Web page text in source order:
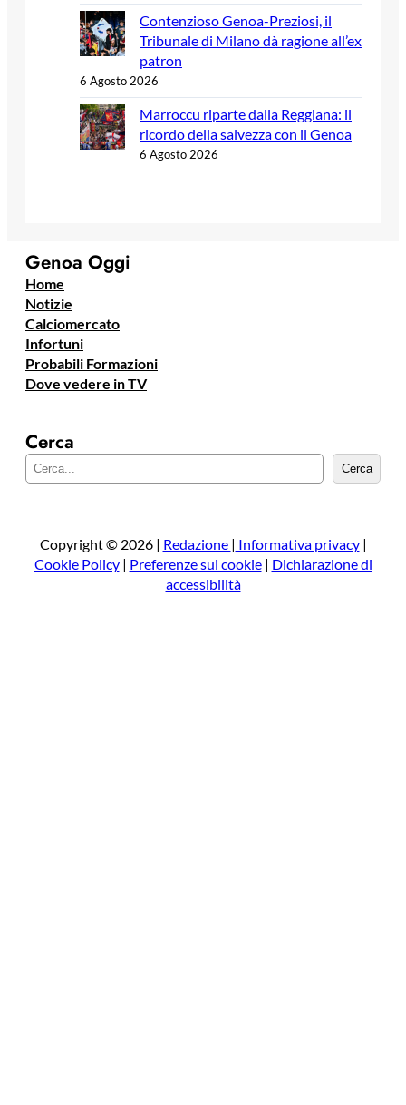
Contenzioso Genoa-Preziosi, il
Tribunale di Milano dà ragione all’ex
patron
6 Agosto 2026
Marroccu riparte dalla Reggiana: il
ricordo della salvezza con il Genoa
6 Agosto 2026
Genoa Oggi
Home
Notizie
Calciomercato
Infortuni
Probabili Formazioni
Dove vedere in TV
Cerca
e
a
Cerca
Copyright © 2026 | Redazione | Informativa privacy|
Cookie Policy| Preferenze sui cookie| Dichiarazione di
accessibilità